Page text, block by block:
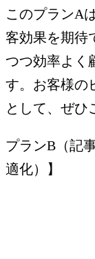
このプランA
客効果を期待
つつ効率よく
す。お客様の
として、ぜひ
プランB（記
適化）】